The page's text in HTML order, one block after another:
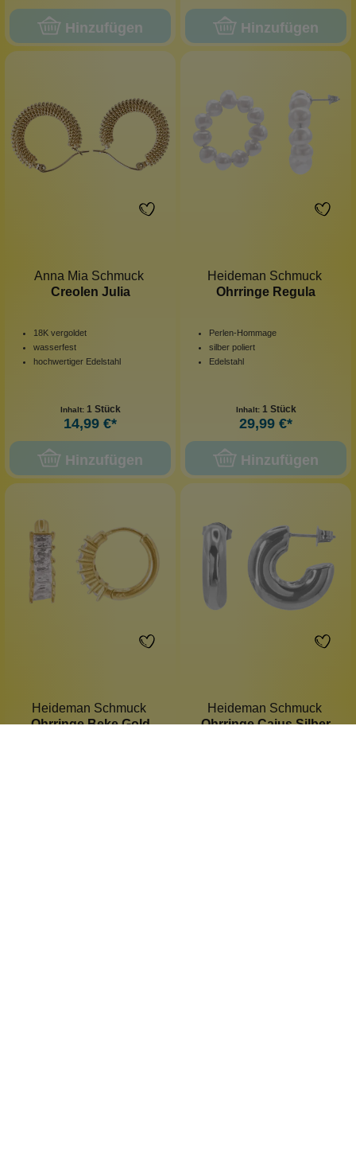
Hinzufügen Hinzufügen
Anna Mia Schmuck
Creolen Julia
18K vergoldet
wasserfest
hochwertiger Edelstahl
Inhalt: 1 Stück
14,99 €*
Hinzufügen
Heideman Schmuck
Ohrringe Regula
Perlen-Hommage
silber poliert
Edelstahl
Inhalt: 1 Stück
29,99 €*
Hinzufügen
Heideman Schmuck
Ohrringe Beke Gold
Heideman Schmuck
Ohrringe Caius Silber